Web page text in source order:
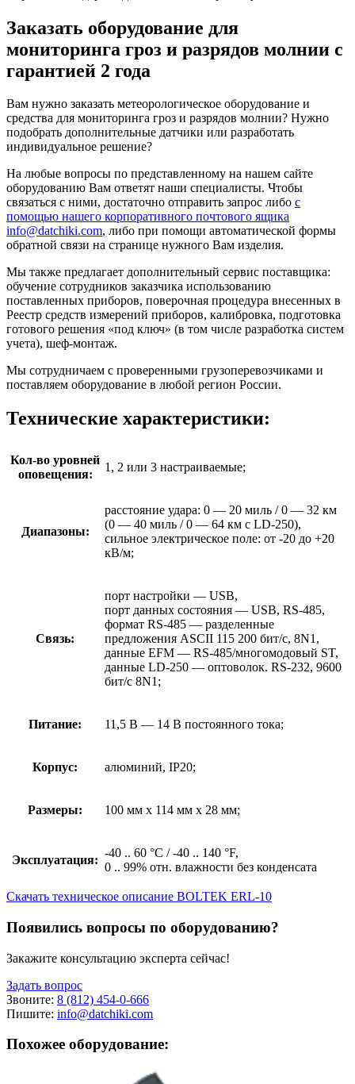
Заказать оборудование для
мониторинга гроз и разрядов молнии с
гарантией 2 года
Вам нужно заказать метеорологическое оборудование и
средства для мониторинга гроз и разрядов молнии? Нужно
подобрать дополнительные датчики или разработать
индивидуальное решение?
На любые вопросы по представленному на нашем сайте
оборудованию Вам ответят наши специалисты. Чтобы
связаться с ними, достаточно отправить запрос либо с
помощью нашего корпоративного почтового ящика
info@datchiki.com, либо при помощи автоматической формы
обратной связи на странице нужного Вам изделия.
Мы также предлагает дополнительный сервис поставщика:
обучение сотрудников заказчика использованию
поставленных приборов, поверочная процедура внесенных в
Реестр средств измерений приборов, калибровка, подготовка
готового решения «под ключ» (в том числе разработка систем
учета), шеф-монтаж.
Мы сотрудничаем с проверенными грузоперевозчиками и
поставляем оборудование в любой регион России.
Технические характеристики:
Кол-во уровней
оповещения:
1, 2 или 3 настраиваемые;
Диапазоны:
расстояние удара: 0 — 20 миль / 0 — 32 км
(0 — 40 миль / 0 — 64 км с LD-250),
сильное электрическое поле: от -20 до +20
кВ/м;
Связь:
порт настройки — USB,
порт данных состояния — USB, RS-485,
формат RS-485 — разделенные
предложения ASCII 115 200 бит/с, 8N1,
данные EFM — RS-485/многомодовый ST,
данные LD-250 — оптоволок. RS-232, 9600
бит/с 8N1;
Питание: 11,5 В — 14 В постоянного тока;
Корпус: алюминий, IP20;
Размеры: 100 мм x 114 мм x 28 мм;
Эксплуатация:
-40 .. 60 °C / -40 .. 140 °F,
0 .. 99% отн. влажности без конденсата
Скачать техническое описание BOLTEK ERL-10
Появились вопросы по оборудованию?
Закажите консультацию эксперта сейчас!
Задать вопрос
Звоните: 8 (812) 454-0-666
Пишите: info@datchiki.com
Похожее оборудование: